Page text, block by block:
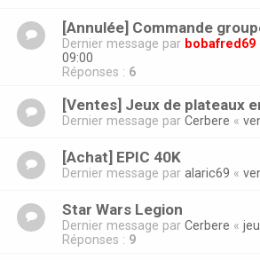
[Annulée] Commande
Dernier message par bobafred69
09:00
Réponses : 6
[Ventes] Jeux de plateaux
Dernier message par Cerbere «
[Achat] EPIC 40K
Dernier message par alaric69 «
Star Wars Legion
Dernier message par Cerbere «
Réponses : 9